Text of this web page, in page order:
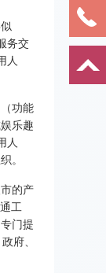
务交
人
功能
乐趣
人
。
的产
工
门提
府、